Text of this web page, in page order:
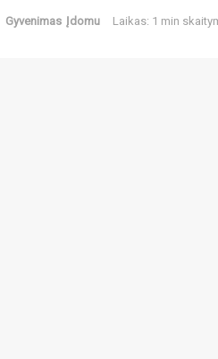
Gyvenimas Įdomu Laikas: 1 min